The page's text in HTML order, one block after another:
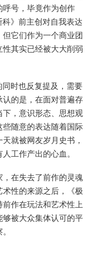
号，毕竟作为创作
》前主创对自我表达
它们作为一个商业团
其实已经被大大削弱
时也反复提及，需要
的是，在面对普遍存
，意识形态、思想观
随意的表达随着国际
就被网友岁月史书，
工作产出的心血。
在失去了前作的灵魂
术性的来源之后，《极
作在玩法和艺术性上
被大众集体认可的平